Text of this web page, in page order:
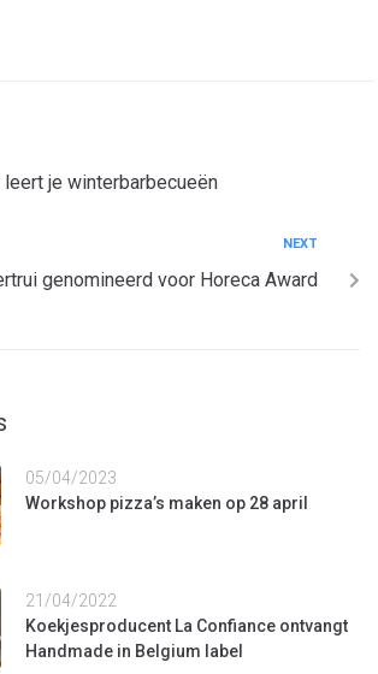
je winterbarbecueën
NEXT
genomineerd voor Horeca Award
05/04/2023
Workshop pizza’s maken op 28 april
21/04/2022
Koekjesproducent La Confiance ontvangt
Handmade in Belgium label